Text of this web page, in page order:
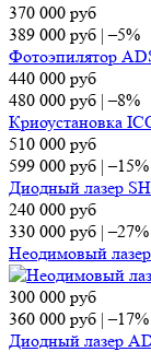
370 000 руб
389 000 руб |–5%
Фотоэпилятор
440 000 руб
480 000 руб |–8%
Криоустановка
510 000 руб
599 000 руб |–15%
Диодный лазер
240 000 руб
330 000 руб |–27%
Неодимовый
300 000 руб
360 000 руб |–17%
Диодный лазер